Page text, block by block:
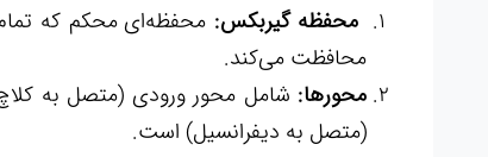
محفظه گیربکس:محفظه‌ای محکم که
محافظت می‌کند.
محورها: شامل محور ورودی (متصل به
(متصل به دیفرانسیل) است.